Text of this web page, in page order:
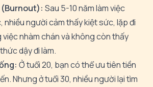
(Burnout): Sau 5-10 năm làm việc
nhiều người cảm thấy kiệt sức, lặp đi
nhàm chán và không còn thấy
dậy đi làm.
Ở tuổi 20, bạn có thể ưu tiên tiền
Nhưng ở tuổi 30, nhiều người lại tìm